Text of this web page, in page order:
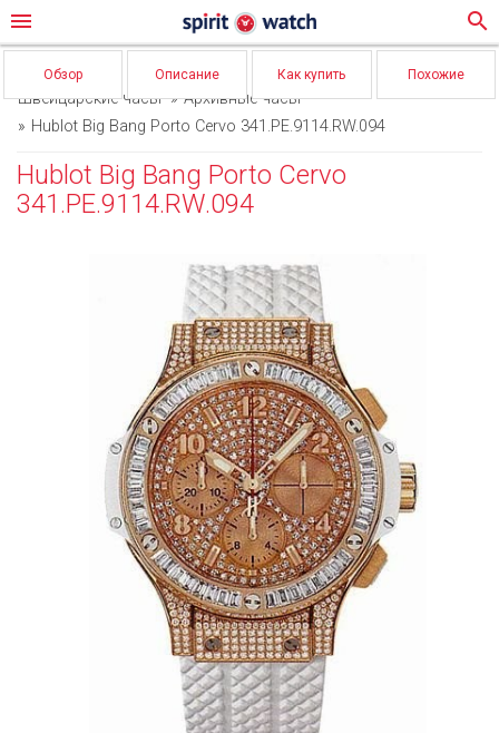
menu search
Обзор Описание Как купить Похожие
Швейцарские часы
Архивные часы
Hublot Big Bang Porto Cervo 341.PE.9114.RW.094
Hublot Big Bang Porto Cervo
341.PE.9114.RW.094